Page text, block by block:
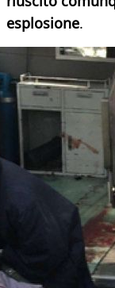
esplosione.